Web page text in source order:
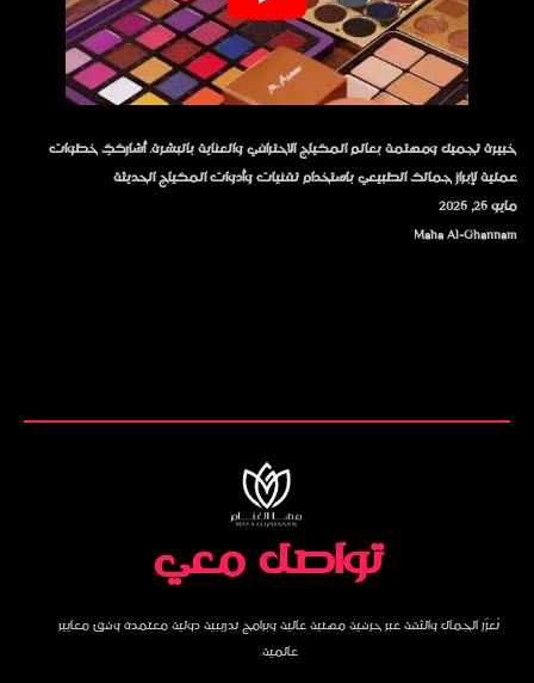
خبيرة تجميل ومهتمة بعالم المكياج الاحترافي والعناية بالبشرة. أشارككِ خطوات
عملية لإبراز جمالك الطبيعي باستخدام تقنيات وأدوات المكياج الحديثة
مايو 26, 2026
Maha Al-Ghannam
تواصل معي
نُعزّز الجمال والثقة عبر حرفية مهنية عالية وبرامج تدريبية دولية معتمدة وفق معايير
عالمية.